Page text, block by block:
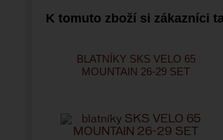
K tomuto zboží si zákazníci
BLATNÍKY SKS VELO 65
MOUNTAIN 26-29 SET